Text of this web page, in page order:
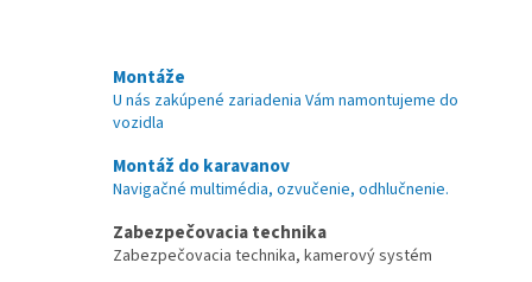
Montáže
U nás zakúpené zariadenia Vám namontujeme do
vozidla
Montáž do karavanov
Navigačné multimédia, ozvučenie, odhlučnenie.
Zabezpečovacia technika
Zabezpečovacia technika, kamerový systém